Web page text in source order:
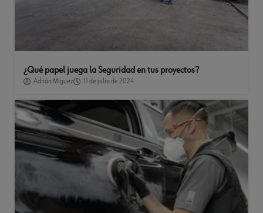
¿Qué papel juega la Seguridad en tus proyectos?
Adrián Míguez 11 de julio de 2024